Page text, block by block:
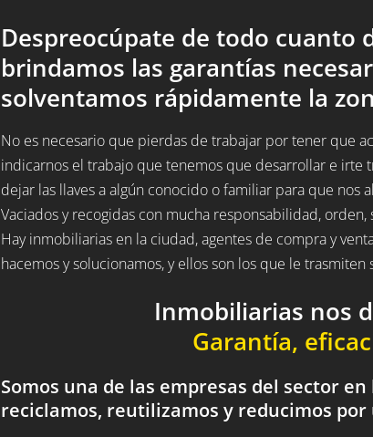
Despreocúpate de todo cuanto
brindamos las garantías
solventamos rápidamente la
No es necesario que pierdas de trabajar por tener que
indicarnos el trabajo que tenemos que desarrollar e irte
dejar las llaves a algún conocido o familiar para que nos
Vaciados y recogidas con mucha responsabilidad,
Hay inmobiliarias en la ciudad, agentes de compra y
hacemos y solucionamos, y ellos son los que le
Inmobiliarias nos
Garantía,
Somos una de las empresas del sector
reciclamos, reutilizamos y reducimos